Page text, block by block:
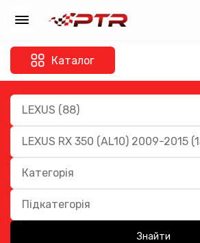
Каталог
LEXUS (88)
LEXUS RX 350 (AL10) 2009-2015
Категорія
Підкатегорія
Знайти